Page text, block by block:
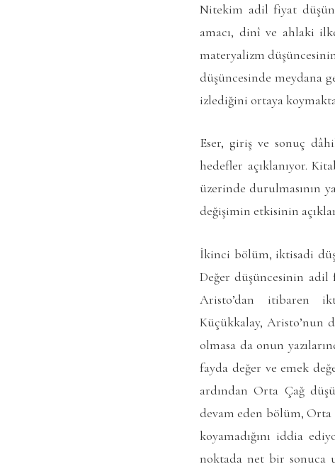
Nitekim adil fiyat
amacı, dinî ve ahlaki
materyalizm
düşüncesinde meydana
izlediğini ortaya
Eser, giriş ve sonuç
hedefler açıklanıyor.
üzerinde durulmasının
değişimin etkisinin
İkinci bölüm, iktisadi
Değer düşüncesinin
Aristo’dan itibaren
Küçükkalay, Aristo’nun
olmasa da onun
fayda değer ve emek
ardından Orta Çağ
devam eden bölüm,
koyamadığını iddia
noktada net bir sonuca